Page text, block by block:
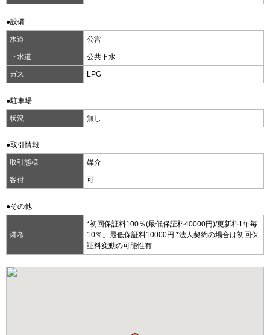
●設備
水道 公営
下水道 公共下水
ガス LPG
●駐車場
状況 無し
●取引情報
取引態様 媒介
客付 可
●その他
備考
*初回保証料100％(最低保証料40000円)/更新料1年毎
10％。最低保証料10000円 *法人契約の場合は初回保
証料変動の可能性有